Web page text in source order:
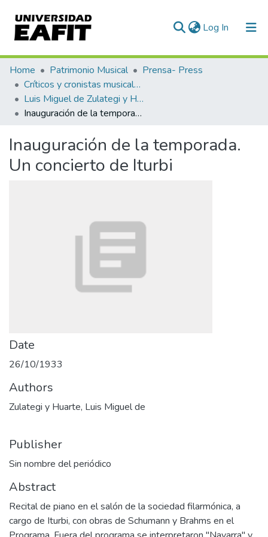
Log In (current)
Communities & Collections
All of DSpace
Statistics
Home Patrimonio Musical
Prensa- Press
Críticos y cronistas musicales
Luis Miguel de Zulategi y Huarte
Inauguración de la temporada. Un concierto de Iturbi
Inauguración de la temporada.
Un concierto de Iturbi
Date
26/10/1933
Authors
Zulategi y Huarte, Luis Miguel de
Publisher
Sin nombre del periódico
Abstract
Recital de piano en el salón de la sociedad filarmónica, a
cargo de Iturbi, con obras de Schumann y Brahms en el